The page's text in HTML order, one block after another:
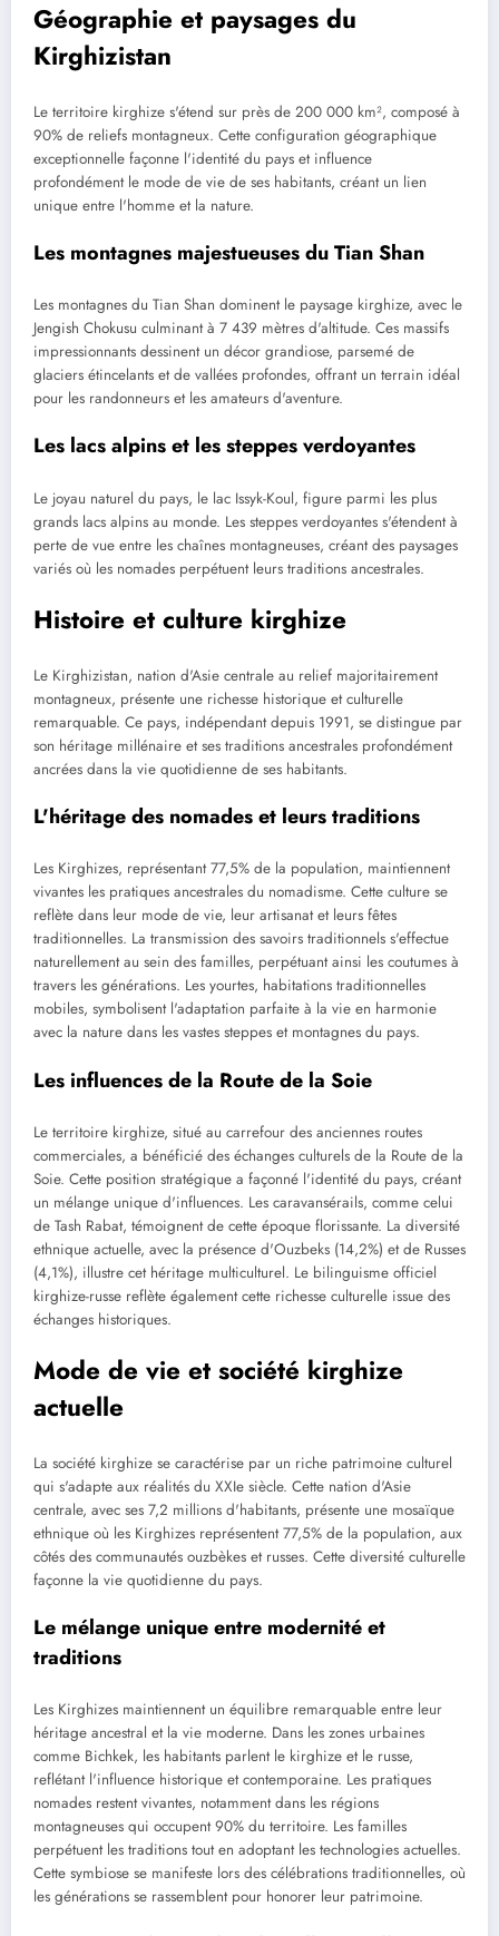
Géographie et paysages du
Kirghizistan
Le territoire kirghize s'étend sur près de 200 000 km², composé à
90% de reliefs montagneux. Cette configuration géographique
exceptionnelle façonne l'identité du pays et influence
profondément le mode de vie de ses habitants, créant un lien
unique entre l'homme et la nature.
Les montagnes majestueuses du Tian Shan
Les montagnes du Tian Shan dominent le paysage kirghize, avec le
Jengish Chokusu culminant à 7 439 mètres d'altitude. Ces massifs
impressionnants dessinent un décor grandiose, parsemé de
glaciers étincelants et de vallées profondes, offrant un terrain idéal
pour les randonneurs et les amateurs d'aventure.
Les lacs alpins et les steppes verdoyantes
Le joyau naturel du pays, le lac Issyk-Koul, figure parmi les plus
grands lacs alpins au monde. Les steppes verdoyantes s'étendent à
perte de vue entre les chaînes montagneuses, créant des paysages
variés où les nomades perpétuent leurs traditions ancestrales.
Histoire et culture kirghize
Le Kirghizistan, nation d'Asie centrale au relief majoritairement
montagneux, présente une richesse historique et culturelle
remarquable. Ce pays, indépendant depuis 1991, se distingue par
son héritage millénaire et ses traditions ancestrales profondément
ancrées dans la vie quotidienne de ses habitants.
L'héritage des nomades et leurs traditions
Les Kirghizes, représentant 77,5% de la population, maintiennent
vivantes les pratiques ancestrales du nomadisme. Cette culture se
reflète dans leur mode de vie, leur artisanat et leurs fêtes
traditionnelles. La transmission des savoirs traditionnels s'effectue
naturellement au sein des familles, perpétuant ainsi les coutumes à
travers les générations. Les yourtes, habitations traditionnelles
mobiles, symbolisent l'adaptation parfaite à la vie en harmonie
avec la nature dans les vastes steppes et montagnes du pays.
Les influences de la Route de la Soie
Le territoire kirghize, situé au carrefour des anciennes routes
commerciales, a bénéficié des échanges culturels de la Route de la
Soie. Cette position stratégique a façonné l'identité du pays, créant
un mélange unique d'influences. Les caravansérails, comme celui
de Tash Rabat, témoignent de cette époque florissante. La diversité
ethnique actuelle, avec la présence d'Ouzbeks (14,2%) et de Russes
(4,1%), illustre cet héritage multiculturel. Le bilinguisme officiel
kirghize-russe reflète également cette richesse culturelle issue des
échanges historiques.
Mode de vie et société kirghize
actuelle
La société kirghize se caractérise par un riche patrimoine culturel
qui s'adapte aux réalités du XXIe siècle. Cette nation d'Asie
centrale, avec ses 7,2 millions d'habitants, présente une mosaïque
ethnique où les Kirghizes représentent 77,5% de la population, aux
côtés des communautés ouzbèkes et russes. Cette diversité culturelle
façonne la vie quotidienne du pays.
Le mélange unique entre modernité et
traditions
Les Kirghizes maintiennent un équilibre remarquable entre leur
héritage ancestral et la vie moderne. Dans les zones urbaines
comme Bichkek, les habitants parlent le kirghize et le russe,
reflétant l'influence historique et contemporaine. Les pratiques
nomades restent vivantes, notamment dans les régions
montagneuses qui occupent 90% du territoire. Les familles
perpétuent les traditions tout en adoptant les technologies actuelles.
Cette symbiose se manifeste lors des célébrations traditionnelles, où
les générations se rassemblent pour honorer leur patrimoine.